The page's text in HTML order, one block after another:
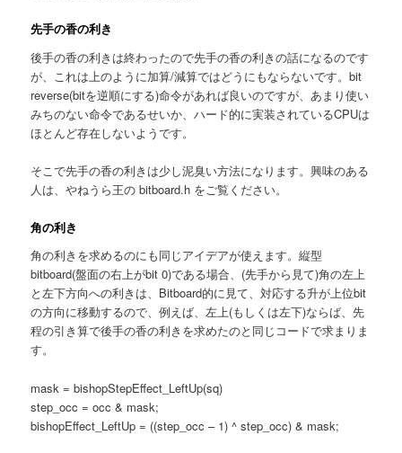
先手の香の利き
後手の香の利きは終わったので先手の香の利きの話になるのです
が、これは上のように加算/減算ではどうにもならないです。bit
reverse(bitを逆順にする)命令があれば良いのですが、あまり使い
みちのない命令であるせいか、ハード的に実装されているCPUは
ほとんど存在しないようです。
そこで先手の香の利きは少し泥臭い方法になります。興味のある
人は、やねうら王の bitboard.h をご覧ください。
角の利き
角の利きを求めるのにも同じアイデアが使えます。縦型
bitboard(盤面の右上がbit 0)である場合、(先手から見て)角の左上
と左下方向への利きは、Bitboard的に見て、対応する升が上位bit
の方向に移動するので、例えば、左上(もしくは左下)ならば、先
程の引き算で後手の香の利きを求めたのと同じコードで求まりま
す。
mask = bishopStepEffect_LeftUp(sq)
step_occ = occ & mask;
bishopEffect_LeftUp = ((step_occ – 1) ^ step_occ) & mask;